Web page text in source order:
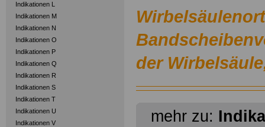
Indikationen L
Indikationen M
Indikationen N
Indikationen O
Indikationen P
Indikationen Q
Indikationen R
Indikationen S
Indikationen T
Indikationen U
Indikationen V
der
mehr zu: